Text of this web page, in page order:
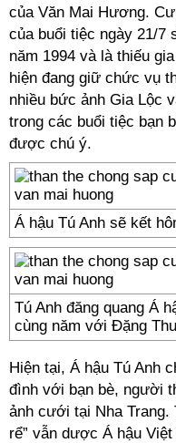
của Văn Mai Hương. Cư
của buổi tiệc ngày 21/7
năm 1994 và là thiếu
hiện đang giữ chức vụ
nhiều bức ảnh Gia Lộc
trong các buổi tiệc bạn
được chú ý.
Á hậu Tú Anh sẽ kết
Tú Anh đăng quang Á
cùng năm với Đặng
Hiện tại, Á hậu Tú Anh
đình với bạn bè, người
ảnh cưới tại Nha Trang.
rể” vẫn dược Á hậu